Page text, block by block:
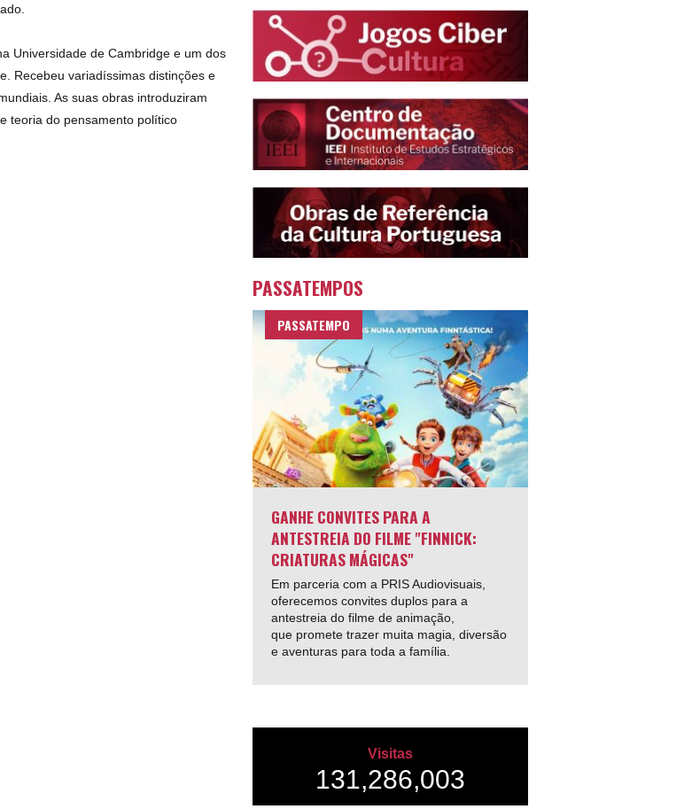
Universidade de Cambridge e um dos
Recebeu variadíssimas distinções e
As suas obras introduziram
teoria do pensamento político
PASSATEMPOS
PASSATEMPO
GANHE CONVITES PARA A
ANTESTREIA DO FILME "FINNICK:
CRIATURAS MÁGICAS"
Em parceria com a PRIS Audiovisuais,
oferecemos convites duplos para a
antestreia do filme de animação,
que promete trazer muita magia, diversão
e aventuras para toda a família.
Visitas
131,286,003